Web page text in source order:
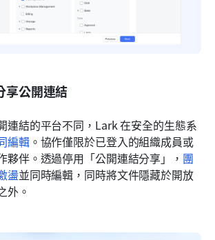
享公開連結
連結的平台不同，Lark 在安全的生態系
編輯。協作僅限於已登入的組織成員或
夥伴。透過停用「公開連結分享」， 團
盪並同時編輯，同時將文件隱藏於開放
外。